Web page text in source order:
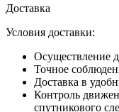
Доставка
Условия доставки:
Осуществление
Точное
Доставка в
Контроль
спутникового